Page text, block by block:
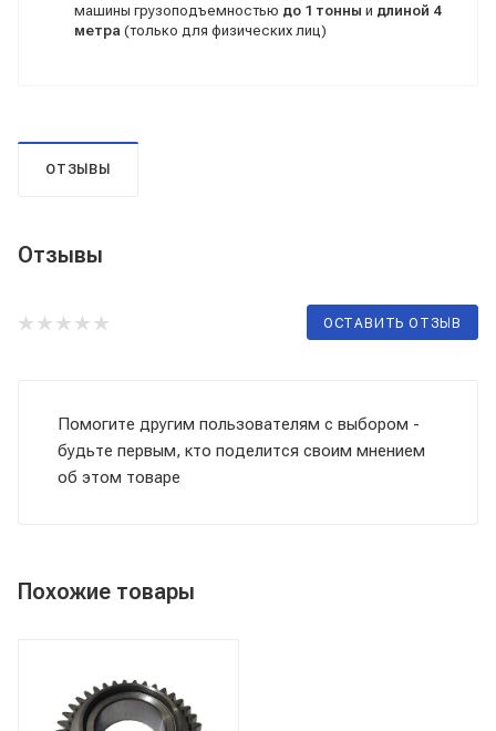
машины грузоподъемностью до 1 тонны и длиной 4
метра (только для физических лиц)
ОТЗЫВЫ
Отзывы
ОСТАВИТЬ ОТЗЫВ
Помогите другим пользователям с выбором -
будьте первым, кто поделится своим мнением
об этом товаре
Похожие товары